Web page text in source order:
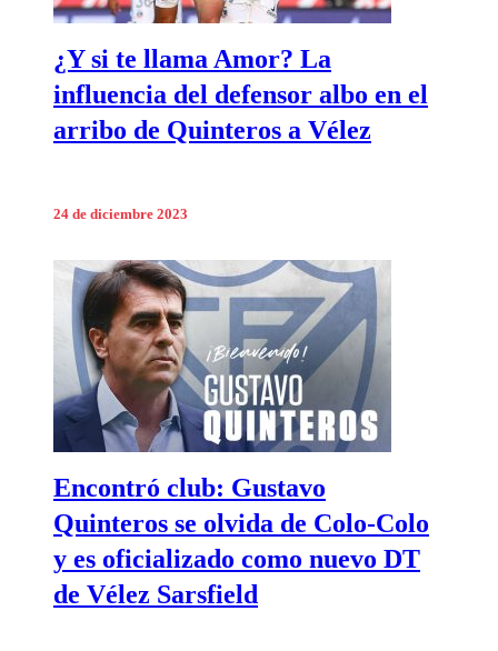
¿Y si te llama Amor? La
influencia del defensor albo en el
arribo de Quinteros a Vélez
24 de diciembre 2023
Encontró club: Gustavo
Quinteros se olvida de Colo-Colo
y es oficializado como nuevo DT
de Vélez Sarsfield